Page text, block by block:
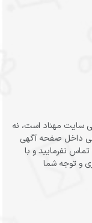
سایت مهناد است، نه
داخل صفحه آگهی
نفرمایید و با
و توجه شما